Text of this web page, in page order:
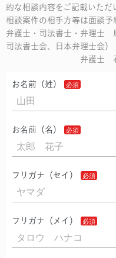
的な相談内容をご記載いただ
相談案件の相手方等は面談予
弁護士・司法書士・弁理士
司法書士会、日本弁理士会）
弁護士 石川 健斗
お名前（姓）
お名前（名）
フリガナ（セイ）
フリガナ（メイ）